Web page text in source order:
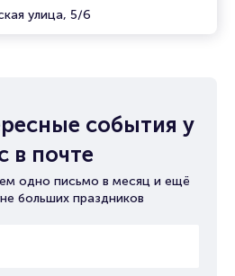
улица, 5/6
события у
в почте
одно письмо в месяц и ещё
больших праздников